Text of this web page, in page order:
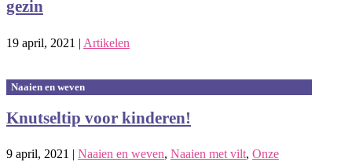
gezin
19 april, 2021 | Artikelen
Naaien en weven
Knutseltip voor kinderen!
9 april, 2021 | Naaien en weven, Naaien met vilt, Onze